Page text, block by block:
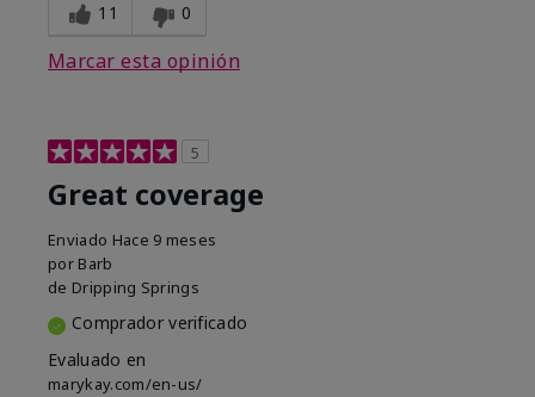
11 0
Marcar esta opinión
5
Great coverage
Enviado Hace 9 meses
por Barb
de Dripping Springs
Comprador verificado
Evaluado en
marykay.com/en-us/